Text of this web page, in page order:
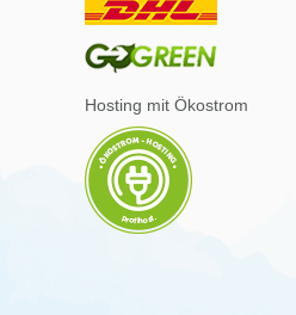
Hosting mit Ökostrom